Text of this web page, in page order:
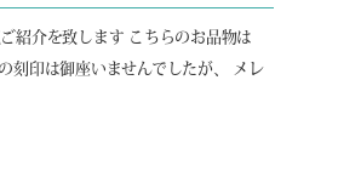
紹介を致します こちらのお品物は
刻印は御座いませんでしたが、 メレ